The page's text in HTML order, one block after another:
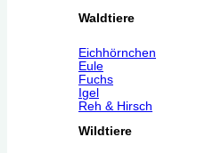
Waldtiere
Eichhörnchen
Eule
Fuchs
Igel
Reh & Hirsch
Wildtiere